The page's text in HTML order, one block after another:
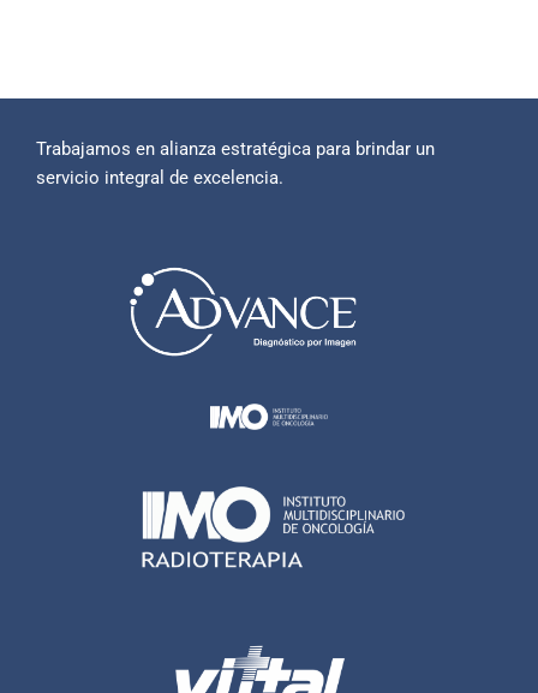
Trabajamos en alianza estratégica para brindar un
servicio integral de excelencia.